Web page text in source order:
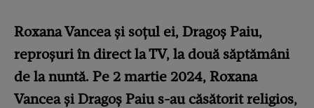
Roxana Vancea și soțul ei, Dragoș Paiu,
reproșuri în direct la TV, la două săptămâni
de la nuntă. Pe 2 martie 2024, Roxana
Vancea și Dragoș Paiu s-au căsătorit religios,